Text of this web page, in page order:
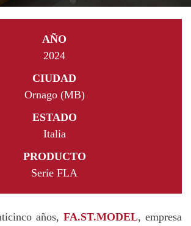
AÑO
2024
CIUDAD
Ornago (MB)
ESTADO
Italia
PRODUCTO
Serie FLA
años, FA.ST.MODEL, empresa